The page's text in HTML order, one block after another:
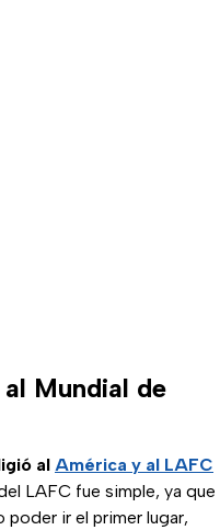
Mundial de
al América y al LAFC
LAFC fue simple, ya que
poder ir el primer lugar,